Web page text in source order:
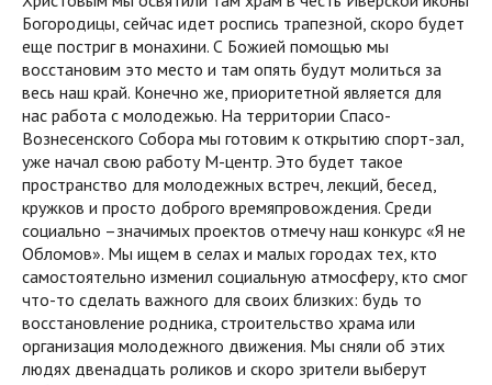
Богородицы, сейчас идет роспись трапезной, скоро будет
еще постриг в монахини. С Божией помощью мы
восстановим это место и там опять будут молиться за
весь наш край. Конечно же, приоритетной является для
нас работа с молодежью. На территории Спасо-
Вознесенского Собора мы готовим к открытию спорт-зал,
уже начал свою работу М-центр. Это будет такое
пространство для молодежных встреч, лекций, бесед,
кружков и просто доброго времяпровождения. Среди
социально –значимых проектов отмечу наш конкурс «Я не
Обломов». Мы ищем в селах и малых городах тех, кто
самостоятельно изменил социальную атмосферу, кто смог
что-то сделать важного для своих близких: будь то
восстановление родника, строительство храма или
организация молодежного движения. Мы сняли об этих
людях двенадцать роликов и скоро зрители выберут